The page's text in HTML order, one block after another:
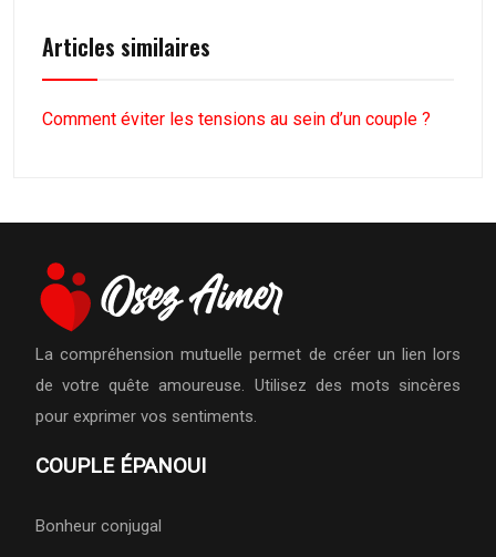
Articles similaires
Comment éviter les tensions au sein d’un couple ?
La compréhension mutuelle permet de créer un lien lors
de votre quête amoureuse. Utilisez des mots sincères
pour exprimer vos sentiments.
COUPLE ÉPANOUI
Bonheur conjugal